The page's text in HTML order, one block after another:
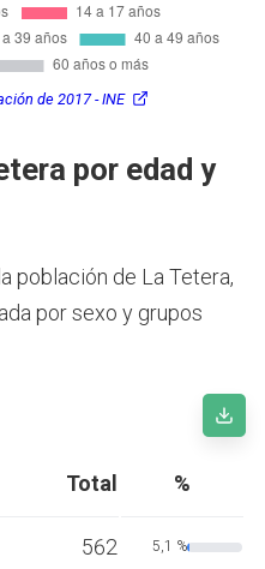
de 2017 - INE
por edad y
población de La Tetera,
por sexo y grupos
Total %
562 5,1 %